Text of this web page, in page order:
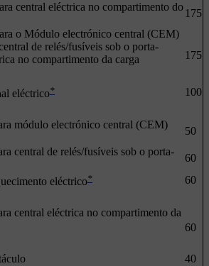
central eléctrica no compartimento do
175
o Módulo electrónico central (CEM)
de relés/fusíveis sob o porta-
no compartimento da carga
175
eléctrico* 100
módulo electrónico central (CEM)
50
central de relés/fusíveis sob o porta-
60
eléctrico* 60
central eléctrica no compartimento da
60
40